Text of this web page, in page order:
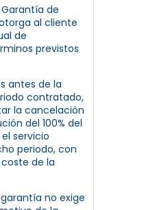
de
al cliente
de
previstos
antes de la
contratado,
la cancelación
del 100% del
servicio
periodo, con
de la
no exige